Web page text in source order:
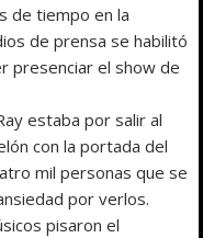
de tiempo en la
de prensa se habilitó
presenciar el show de
estaba por salir al
con la portada del
mil personas que se
por verlos.
pisaron el